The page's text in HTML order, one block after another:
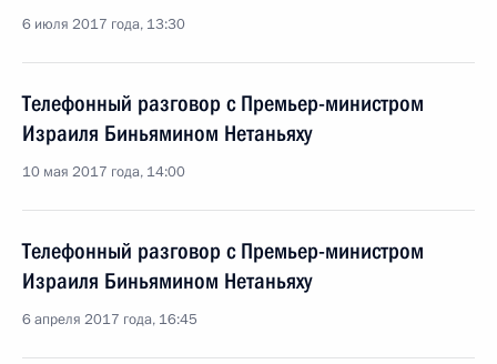
6 июля 2017 года, 13:30
Телефонный разговор с Премьер-министром
Израиля Биньямином Нетаньяху
10 мая 2017 года, 14:00
Телефонный разговор с Премьер-министром
Израиля Биньямином Нетаньяху
6 апреля 2017 года, 16:45